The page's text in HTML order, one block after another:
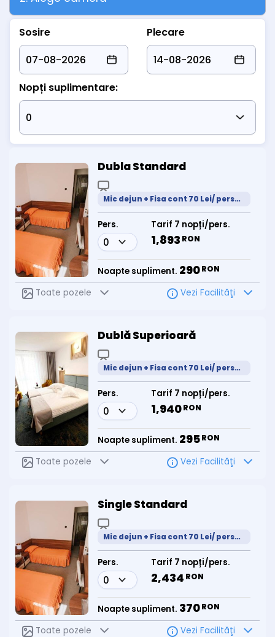
• Copiii intre 0-3 ani = gratuit (cu 2 adulți, fara pat suplimentar +
demipensiune bufet);
• Copiii între 4 și 13 ani = 95 lei/zi (cu 2 adulți, fara pat
suplimentar + demipensiune bufet)
• Copiii între 4 și 13 ani = 170 lei/zi (cu 2 adulți, cu pat suplimentar
+ demipensiune bufet)
• Copiii peste 14 ani se considera adulti.
Sosire Plecare
Nopți suplimentare:
Dubla Standard
Mic dejun + Fisa cont 70 Lei/ persoana /zi
Pers. Tarif 7 nopți/pers.
1,893 RON
Noapte supliment. 290RON
Toate pozele Vezi Facilităţi
Dublă Superioară
Mic dejun + Fisa cont 70 Lei/ persoana /zi
Pers. Tarif 7 nopți/pers.
1,940RON
Noapte supliment. 295RON
Toate pozele Vezi Facilităţi
Single Standard
Mic dejun + Fisa cont 70 Lei/ persoana /zi
Pers. Tarif 7 nopți/pers.
2,434 RON
Noapte supliment. 370RON
Toate pozele Vezi Facilităţi